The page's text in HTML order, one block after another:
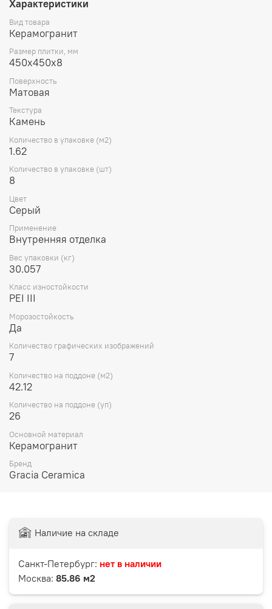
Характеристики
Вид товара
Керамогранит
Размер плитки, мм
450х450х8
Поверхность
Матовая
Текстура
Камень
Количество в упаковке (м2)
1.62
Количество в упаковке (шт)
8
Цвет
Серый
Применение
Внутренняя отделка
Вес упаковки (кг)
30.057
Класс изностойкости
PEI III
Морозостойкость
Да
Количество графических изображений
7
Количество на поддоне (м2)
42.12
Количество на поддоне (уп)
26
Основной материал
Керамогранит
Бренд
Gracia Ceramica
Наличие на складе
Санкт-Петербург: нет в наличии
Москва: 85.86 м2